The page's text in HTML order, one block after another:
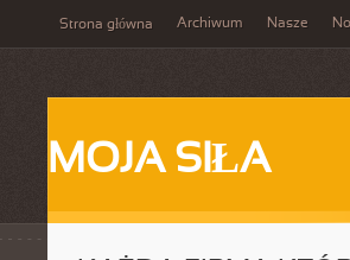
Strona główna Archiwum Nasze
MOJA SIŁA